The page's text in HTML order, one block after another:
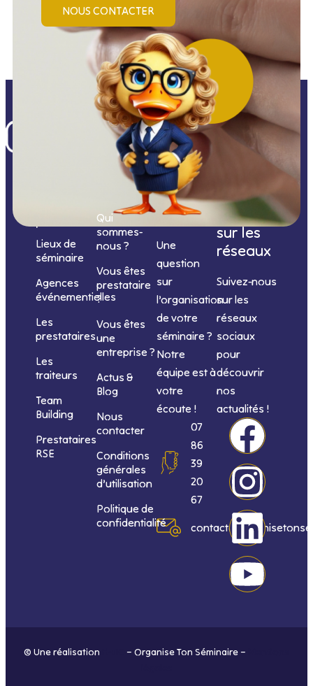
NOUS CONTACTER
prestations
Lieux de
séminaire
Agences
événementielles
Les
prestataires
Les
traiteurs
Team
Building
Prestataires
RSE
Informations
Qui
sommes-
nous ?
Vous êtes
prestataire
?
Vous êtes
une
entreprise ?
Actus &
Blog
Nous
contacter
Conditions
générales
d’utilisation
Politique de
confidentialité
Nous
contacter
Une
question
sur
l’organisation
de votre
séminaire ?
Notre
équipe est à
votre
écoute !
07
86
39
20
67
Nous
suivre
sur les
réseaux
Suivez-nous
sur les
réseaux
sociaux
pour
découvrir
nos
actualités !
F
a
c
e
b
I
n
s
t
a
L
i
n
k
e
Y
o
u
t
u
© Une réalisation – Organise Ton Séminaire –